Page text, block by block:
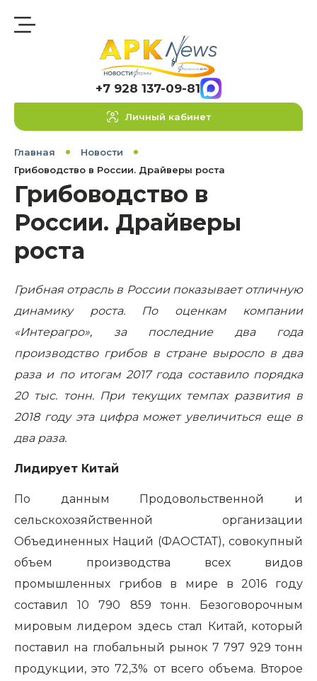
+7 928 137-09-81
Личный кабинет
Главная
Новости
Грибоводство в России. Драйверы роста
Грибоводство в
России. Драйверы
роста
Грибная отрасль в России показывает отличную
динамику роста. По оценкам компании
«Интерагро», за последние два года
производство грибов в стране выросло в два
раза и по итогам 2017 года составило порядка
20 тыс. тонн. При текущих темпах развития в
2018 году эта цифра может увеличиться еще в
два раза.
Лидирует Китай
По данным Продовольственной и
сельскохозяйственной организации
Объединенных Наций (ФАОСТАТ), совокупный
объем производства всех видов
промышленных грибов в мире в 2016 году
составил 10 790 859 тонн. Безоговорочным
мировым лидером здесь стал Китай, который
поставил на глобальный рынок 7 797 929 тонн
продукции, это 72,3% от всего объема. Второе